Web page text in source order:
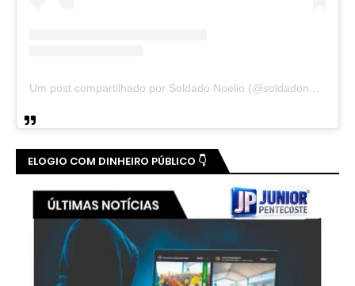
Um post compartilhado por Soldado Noelio (@soldadonoelio)
ELOGIO COM DINHEIRO PÚBLICO 👇